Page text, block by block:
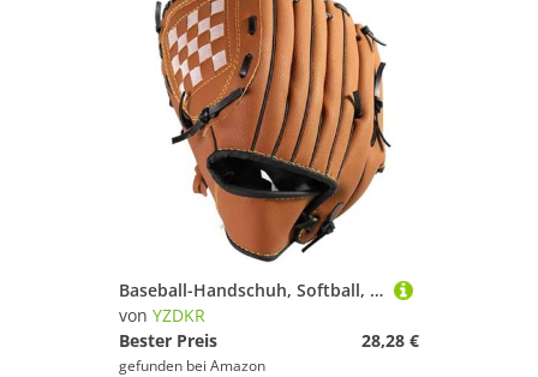
Baseball-Handschuh, Softball, rechte Hand, for Erwachsene, Zughandschuh, Outdoor-Sport für Baseball(Brown 10.5 Inch)
von YZDKR
Bester Preis
28,28 €
gefunden bei Amazon